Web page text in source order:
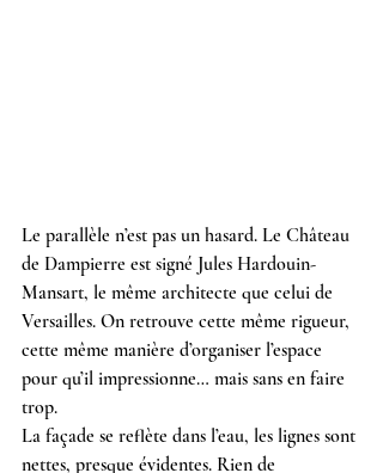
Le parallèle n’est pas un hasard. Le Château
de Dampierre est signé Jules Hardouin-
Mansart, le même architecte que celui de
Versailles. On retrouve cette même rigueur,
cette même manière d’organiser l’espace
pour qu’il impressionne… mais sans en faire
trop.
La façade se reflète dans l’eau, les lignes sont
nettes, presque évidentes. Rien de